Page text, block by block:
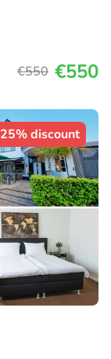
€550 €550
25% discount